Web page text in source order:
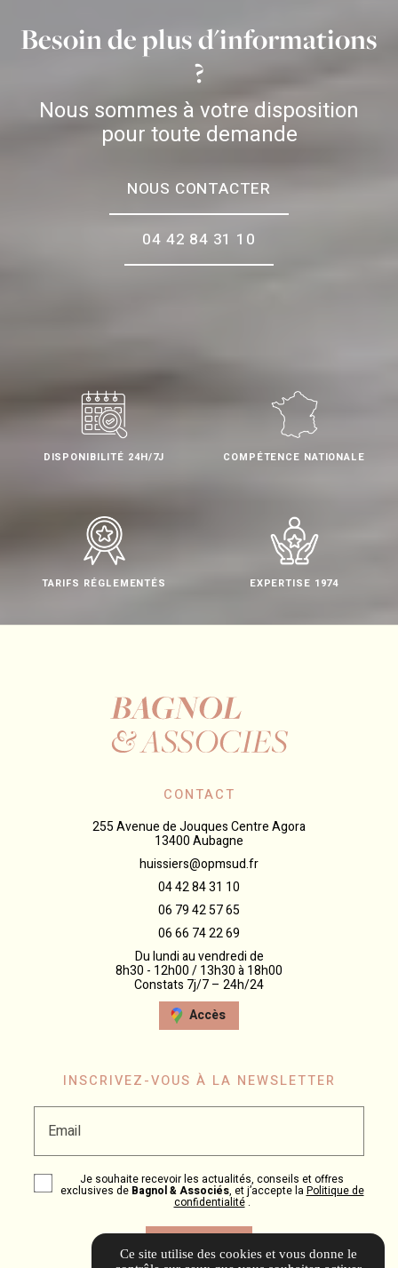
Besoin de plus d'informations
?
Nous sommes à votre disposition
pour toute demande
NOUS CONTACTER
04 42 84 31 10
DISPONIBILITÉ 24H/7J COMPÉTENCE NATIONALE
TARIFS RÉGLEMENTÉS EXPERTISE 1974
CONTACT
255 Avenue de Jouques Centre Agora
13400 Aubagne
huissiers@opmsud.fr
04 42 84 31 10
06 79 42 57 65
06 66 74 22 69
Du lundi au vendredi de
8h30 - 12h00 / 13h30 à 18h00
Constats 7j/7 – 24h/24
Accès
INSCRIVEZ-VOUS À LA NEWSLETTER
Email
Je souhaite recevoir les actualités, conseils et offres
exclusives de Bagnol & Associés, et j’accepte la Politique de
confidentialité.
Ce site utilise des cookies et vous donne le